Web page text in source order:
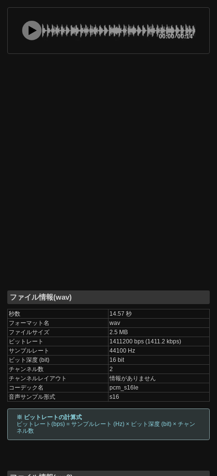
00:00/00:14
ファイル情報(wav)
秒数
14.57 秒
フォーマット名
wav
ファイルサイズ
2.5 MB
ビットレート
1411200 bps (1411.2 kbps)
サンプルレート
44100 Hz
ビット深度 (bit)
16 bit
チャンネル数
2
チャンネルレイアウト
情報がありません
コーデック名
pcm_s16le
音声サンプル形式
s16
※ ビットレートの計算式
ビットレート(bps) = サンプルレート (Hz) × ビット深度 (bit) × チャン
ネル数